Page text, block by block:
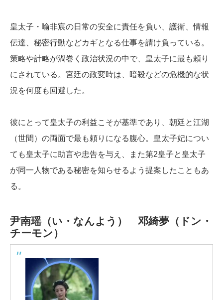
皇太子・喻非宸の日常の安全に責任を負い、護衛、情報
伝達、秘密行動などカギとなる仕事を請け負っている。
策略や計略が渦巻く政治状況の中で、皇太子に最も頼り
にされている。宮廷の政変時は、暗殺などの危機的な状
況を何度も回避した。
彼にとって皇太子の利益こそが基準であり、朝廷と江湖
（世間）の両面で最も頼りになる腹心。皇太子妃につい
ても皇太子に助言や忠告を与え、また第2皇子と皇太子
が同一人物である秘密を知らせるよう提案したこともあ
る。
尹南瑶（い・なんよう）
邓綺夢（ドン・
チーモン）